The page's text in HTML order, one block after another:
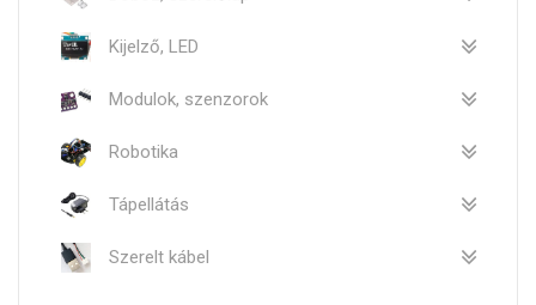
Kijelző, LED
Modulok, szenzorok
Robotika
Tápellátás
Szerelt kábel